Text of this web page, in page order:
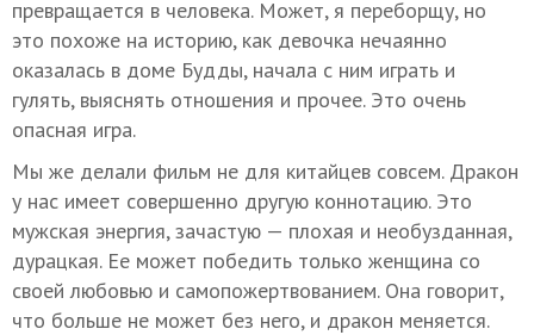
превращается в человека. Может, я переборщу, но
это похоже на историю, как девочка нечаянно
оказалась в доме Будды, начала с ним играть и
гулять, выяснять отношения и прочее. Это очень
опасная игра.
Мы же делали фильм не для китайцев совсем. Дракон
у нас имеет совершенно другую коннотацию. Это
мужская энергия, зачастую — плохая и необузданная,
дурацкая. Ее может победить только женщина со
своей любовью и самопожертвованием. Она говорит,
что больше не может без него, и дракон меняется.